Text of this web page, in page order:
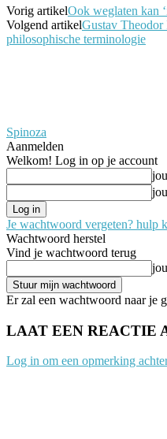
Vorig artikelOok weglaten kan
Volgend artikelGustav Theodor
philosophische terminologie
Spinoza
Aanmelden
Welkom! Log in op je account
Je wachtwoord vergeten? hulp
Wachtwoord herstel
Vind je wachtwoord terug
Er zal een wachtwoord naar je
LAAT EEN REACTIE
Log in om een opmerking